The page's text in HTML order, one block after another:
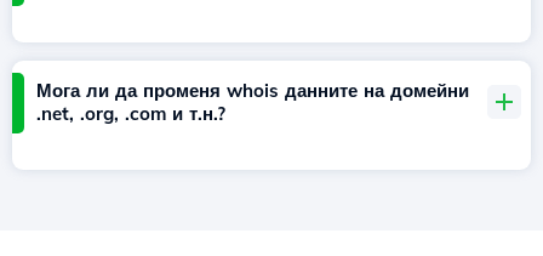
Мога ли да променя whois данните на домейни
.net, .org, .com и т.н.?